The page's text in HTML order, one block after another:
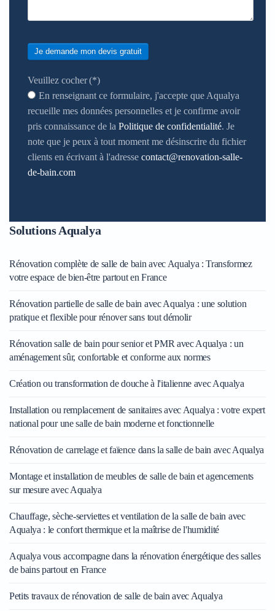
Je demande mon devis gratuit
Veuillez cocher(*)
En renseignant ce formulaire, j'accepte que Aqualya
recueille mes données personnelles et je confirme avoir
pris connaissance de la Politique de confidentialité. Je
note que je peux à tout moment me désinscrire du fichier
clients en écrivant à l'adresse contact@renovation-salle-
de-bain.com
Solutions Aqualya
Rénovation complète de salle de bain avec Aqualya : Transformez
votre espace de bien-être partout en France
Rénovation partielle de salle de bain avec Aqualya : une solution
pratique et flexible pour rénover sans tout démolir
Rénovation salle de bain pour senior et PMR avec Aqualya : un
aménagement sûr, confortable et conforme aux normes
Création ou transformation de douche à l'italienne avec Aqualya
Installation ou remplacement de sanitaires avec Aqualya : votre expert
national pour une salle de bain moderne et fonctionnelle
Rénovation de carrelage et faïence dans la salle de bain avec Aqualya
Montage et installation de meubles de salle de bain et agencements
sur mesure avec Aqualya
Chauffage, sèche-serviettes et ventilation de la salle de bain avec
Aqualya : le confort thermique et la maîtrise de l'humidité
Aqualya vous accompagne dans la rénovation énergétique des salles
de bains partout en France
Petits travaux de rénovation de salle de bain avec Aqualya